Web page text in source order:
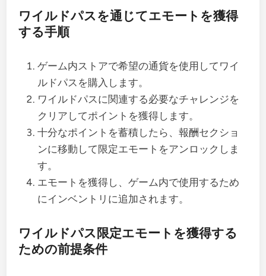
ワイルドパスを通じてエモートを獲得
する手順
ゲーム内ストアで希望の通貨を使用してワイ
ルドパスを購入します。
ワイルドパスに関連する必要なチャレンジを
クリアしてポイントを獲得します。
十分なポイントを蓄積したら、報酬セクショ
ンに移動して限定エモートをアンロックしま
す。
エモートを獲得し、ゲーム内で使用するため
にインベントリに追加されます。
ワイルドパス限定エモートを獲得する
ための前提条件